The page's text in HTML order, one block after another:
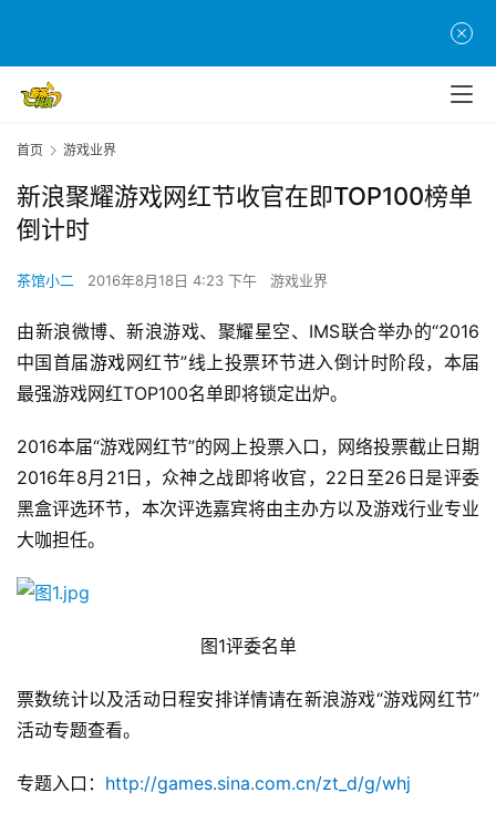
首
页
游
原
游
戏
业
首页 游戏业界
新浪聚耀游戏网红节收官在即TOP100榜单
倒计时
茶馆小二 2016年8月18日 4:23 下午 游戏业界
由新浪微博、新浪游戏、聚耀星空、IMS联合举办的“2016
中国首届游戏网红节”线上投票环节进入倒计时阶段，本届
最强游戏网红TOP100名单即将锁定出炉。
2016本届“游戏网红节”的网上投票入口，网络投票截止日期
2016年8月21日，众神之战即将收官，22日至26日是评委
黑盒评选环节，本次评选嘉宾将由主办方以及游戏行业专业
大咖担任。
图1评委名单
票数统计以及活动日程安排详情请在新浪游戏“游戏网红节”
活动专题查看。
专题入口： http://games.sina.com.cn/zt_d/g/whj